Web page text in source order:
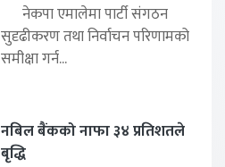
नेकपा एमालेमा पार्टी संगठन
सुदृढीकरण तथा निर्वाचन परिणामको
समीक्षा गर्न...
नबिल बैंकको नाफा ३४ प्रतिशतले
बृद्धि